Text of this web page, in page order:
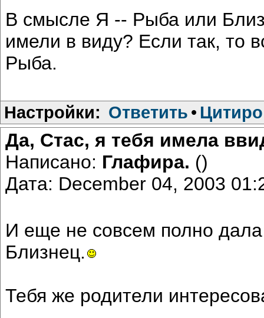
В смысле Я -- Рыба или
имели в виду? Если так, то
Рыба.
Настройки: Ответить •
Да, Стас, я тебя имела
Написано: Глафира. ()
Дата: December 04, 2003
И еще не совсем полно
Близнец.
Тебя же родители